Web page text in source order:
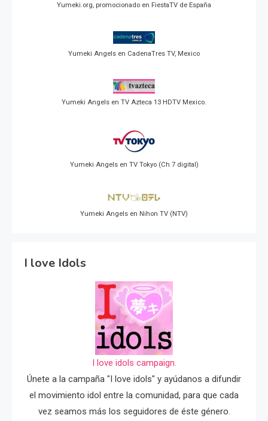
Yumeki.org, promocionado en FiestaTV de España
Yumeki Angels en CadenaTres TV, Mexico
Yumeki Angels en TV Azteca 13 HDTV Mexico.
Yumeki Angels en TV Tokyo (Ch 7 digital)
Yumeki Angels en Nihon TV (NTV)
I love Idols
I love idols campaign.
Únete a la campaña "I love idols" y ayúdanos a difundir
el movimiento idol entre la comunidad, para que cada
vez seamos más los seguidores de éste género.